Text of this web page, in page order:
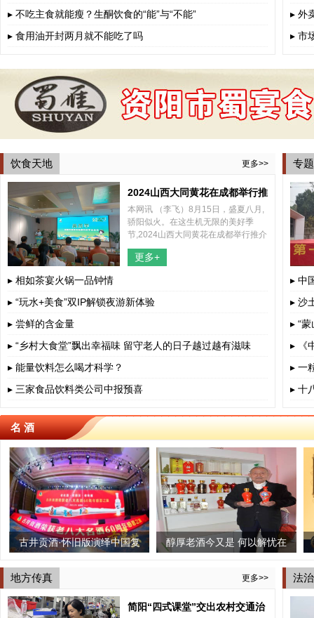
▸ 不吃主食就能瘦？生酮饮食的“能”与“不能”
▸ 食用油开封两月就不能吃了吗
▸ 外
▸ 市
饮食天地 更多>>
2024山西大同黄花在成都举行推
介会
本网讯 （李飞）8月15日，盛夏八月,
骄阳似火。在这生机无限的美好季
节,2024山西大同黄花在成都举行推介
会，山西大同云州区区委、区政府和
四川省、成都市、相关部门负责人、
更多+
▸ 相如茶宴火锅一品钟情
▸ “玩水+美食”双IP解锁夜游新体验
▸ 尝鲜的含金量
▸ “乡村大食堂”飘出幸福味 留守老人的日子越过越有滋味
▸ 能量饮料怎么喝才科学？
▸ 三家食品饮料类公司中报预喜
专
▸ 中
▸ 沙
▸ “
▸ 《
▸ 一
▸ 十
名 酒
·怀旧版演绎中国复
醇厚老酒今又是 何以解忧在
推进创新
茶”老字号生根
雅安蔡龙茶业：匠心制茶,一
古法榨茶油
地方传真 更多>>
简阳“四式课堂”交出农村交通治
法